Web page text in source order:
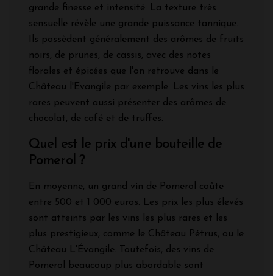
grande finesse et intensité. La texture très
sensuelle révèle une grande puissance tannique.
Ils possèdent généralement des arômes de fruits
noirs, de prunes, de cassis, avec des notes
florales et épicées que l'on retrouve dans le
Château l'Evangile par exemple. Les vins les plus
rares peuvent aussi présenter des arômes de
chocolat, de café et de truffes.
Quel est le prix d'une bouteille de
Pomerol ?
En moyenne, un grand vin de Pomerol coûte
entre 500 et 1 000 euros. Les prix les plus élevés
sont atteints par les vins les plus rares et les
plus prestigieux, comme le Château Pétrus, ou le
Château L'Évangile. Toutefois, des vins de
Pomerol beaucoup plus abordable sont